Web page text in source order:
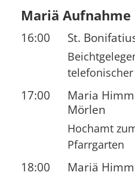
Datum: 15. August
Mariä
16:00 St.
17:00
Maria
Mörlen
Hochamt
Pfarrgarten
18:00 Mariä